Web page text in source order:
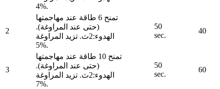
4%.
2
تمنح 6 طاقة عند مهاجمتها
(حتى عند المراوغة).
الهدوء:2ث. تزيد المراوغة
5%.
50
sec.
40
3
تمنح 10 طاقة عند مهاجمتها
(حتى عند المراوغة).
الهدوء:2ث. تزيد المراوغة
7%.
50
sec.
60